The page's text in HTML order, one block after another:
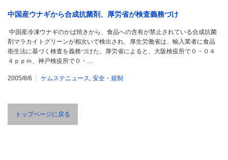
中国産ウナギから合成抗菌剤、厚労省が検査義務づけ
中国産冷凍ウナギのかば焼きから、食品への含有が禁止されている合成抗菌
剤マラカイトグリーンが相次いで検出され、厚生労働省は、輸入業者に食品
衛生法に基づく検査を義務づけた。厚労省によると、大阪検疫所で０・０４
４ｐｐｍ、神戸検疫所で０・…
2005/8/6 ケムステニュース, 安全・規制
トップページに戻る